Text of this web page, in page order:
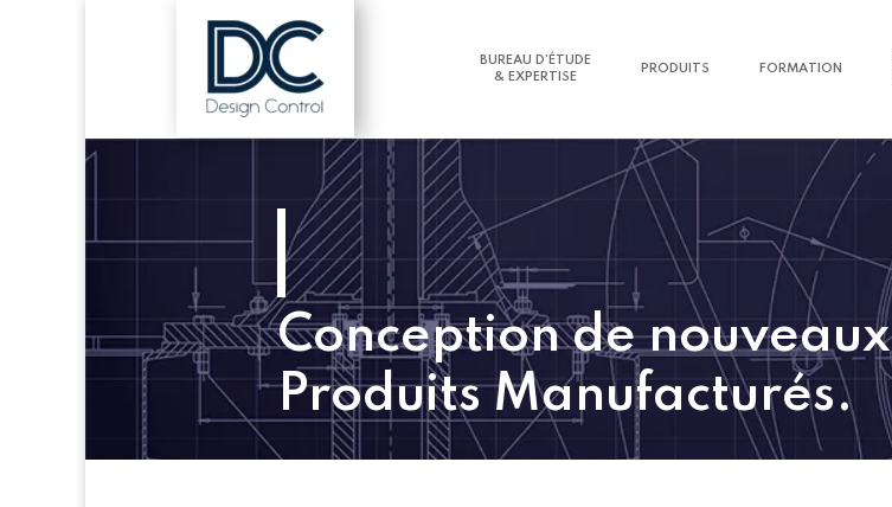
BUREAU D’ÉTUDE
& EXPERTISE
PRODUITS FORMATION
Conception de nouveaux
Produits Manufacturés.